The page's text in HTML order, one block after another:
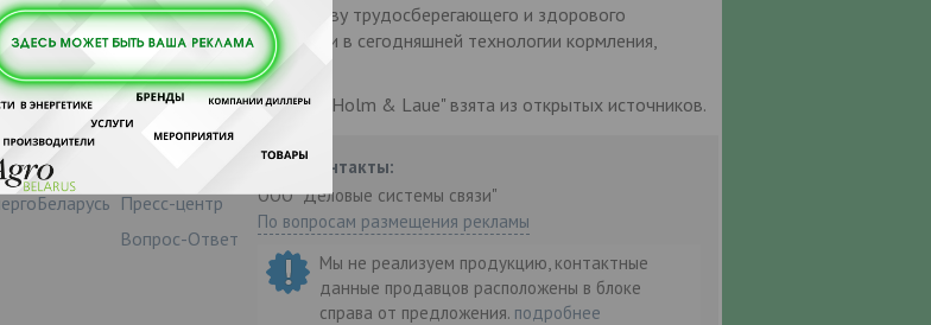
системы составляют основу трудосберегающего и здорового
которые считаются стандартными в сегодняшней технологии кормления,
Информация о бренде "Holm & Laue" взята из открытых источников.
Пресс-центр
Вопрос-Ответ
Наши контакты:
ООО "Деловые системы связи"
По вопросам размещения рекламы
Мы не реализуем продукцию, контактные
данные продавцов расположены в блоке
справа от предложения. подробнее